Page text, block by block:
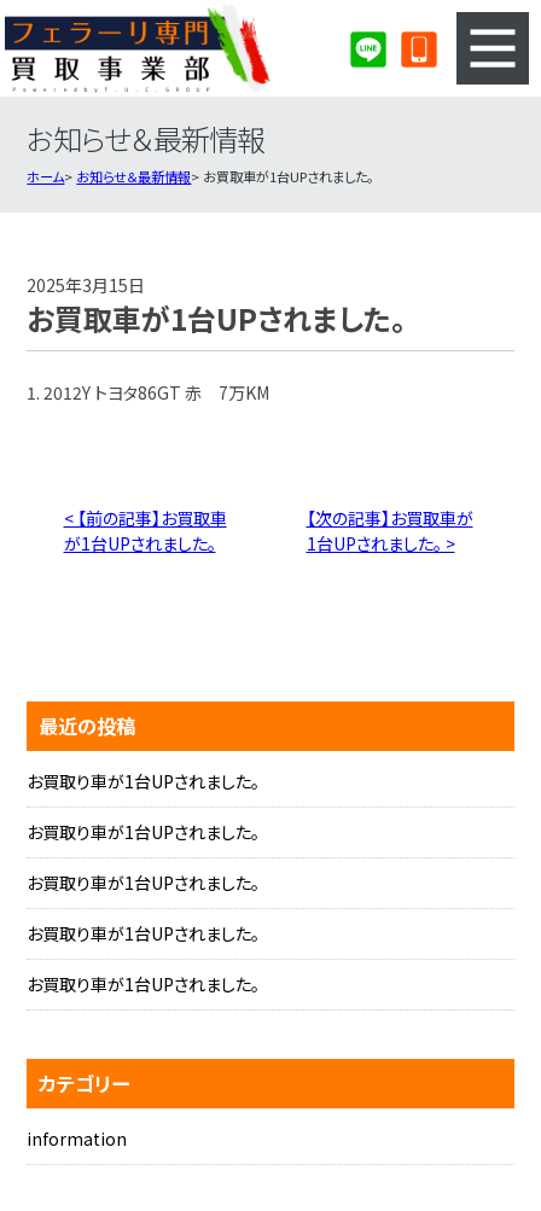
3ステップのカンタン査定
フェラーリ買取実績
お知らせ＆最新情報
ホーム お知らせ＆最新情報 お買取車が1台UPされました。
2025年3月15日
お買取車が1台UPされました。
1. 2012Y トヨタ86GT 赤 7万KM
< 【前の記事】お買取車
が1台UPされました。
【次の記事】お買取車が
1台UPされました。 >
最近の投稿
お買取り車が1台UPされました。
お買取り車が1台UPされました。
お買取り車が1台UPされました。
お買取り車が1台UPされました。
お買取り車が1台UPされました。
カテゴリー
information